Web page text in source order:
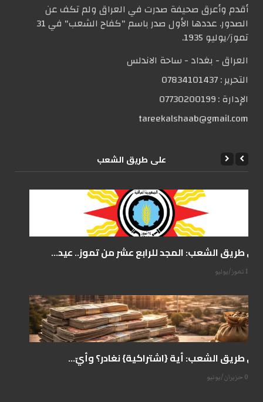
أقدم وأعرق صحيفة صدرت في العراق ولم تكف عن
الصدور. عددها الأول صدر باسم "كفاح الشعب" في 31
تموز/يوليو 1935.
العراق - بغداد - ساحة الاندلس
التحریر :07834101437
الإدارة :07730200199
tareekalshaab@gmail.com
علی طریق الشعب
على طريق الشعب: المجد للرابع عشر من تموز.. عيد...
14 تموز/يوليو
على طريق الشعب: أية {اشتراكية} نغادر؟ وأيّ...
07 حزيران/يونيو